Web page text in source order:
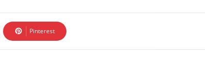
Pinterest